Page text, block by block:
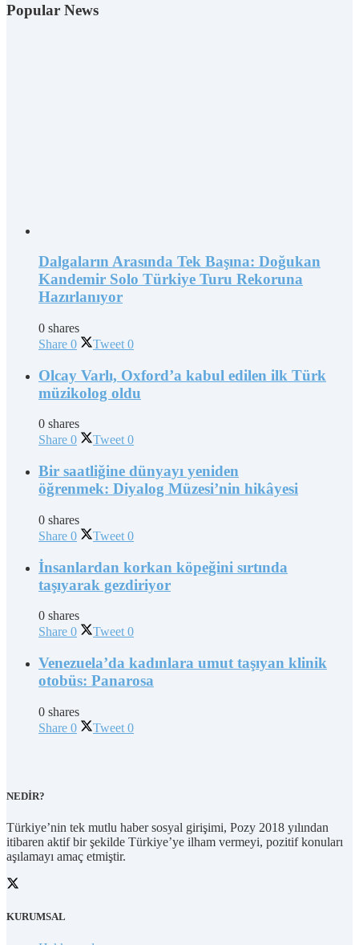
Popular News
Dalgaların Arasında Tek Başına: Doğukan
Kandemir Solo Türkiye Turu Rekoruna
Hazırlanıyor
0 shares
Share 0 Tweet 0
Olcay Varlı, Oxford’a kabul edilen ilk Türk
müzikolog oldu
0 shares
Share 0 Tweet 0
Bir saatliğine dünyayı yeniden
öğrenmek: Diyalog Müzesi’nin hikâyesi
0 shares
Share 0 Tweet 0
İnsanlardan korkan köpeğini sırtında
taşıyarak gezdiriyor
0 shares
Share 0 Tweet 0
Venezuela’da kadınlara umut taşıyan klinik
otobüs: Panarosa
0 shares
Share 0 Tweet 0
NEDİR?
Türkiye’nin tek mutlu haber sosyal girişimi, Pozy 2018 yılından
itibaren aktif bir şekilde Türkiye’ye ilham vermeyi, pozitif konuları
aşılamayı amaç etmiştir.
KURUMSAL